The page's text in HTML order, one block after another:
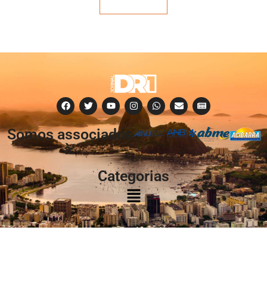
Somos associados
à:
Categorias